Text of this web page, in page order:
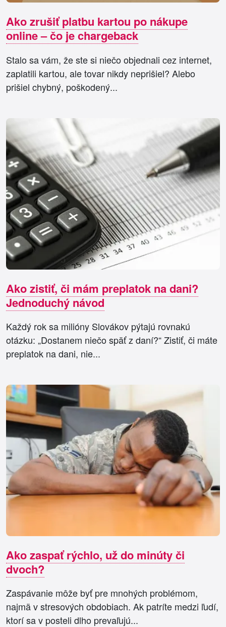
Ako zrušiť platbu kartou po nákupe
online – čo je chargeback
Stalo sa vám, že ste si niečo objednali cez internet,
zaplatili kartou, ale tovar nikdy neprišiel? Alebo
prišiel chybný, poškodený...
Ako zistiť, či mám preplatok na dani?
Jednoduchý návod
Každý rok sa milióny Slovákov pýtajú rovnakú
otázku: „Dostanem niečo späť z daní?“ Zistiť, či máte
preplatok na dani, nie...
Ako zaspať rýchlo, už do minúty či
dvoch?
Zaspávanie môže byť pre mnohých problémom,
najmä v stresových obdobiach. Ak patríte medzi ľudí,
ktorí sa v posteli dlho prevaľujú...